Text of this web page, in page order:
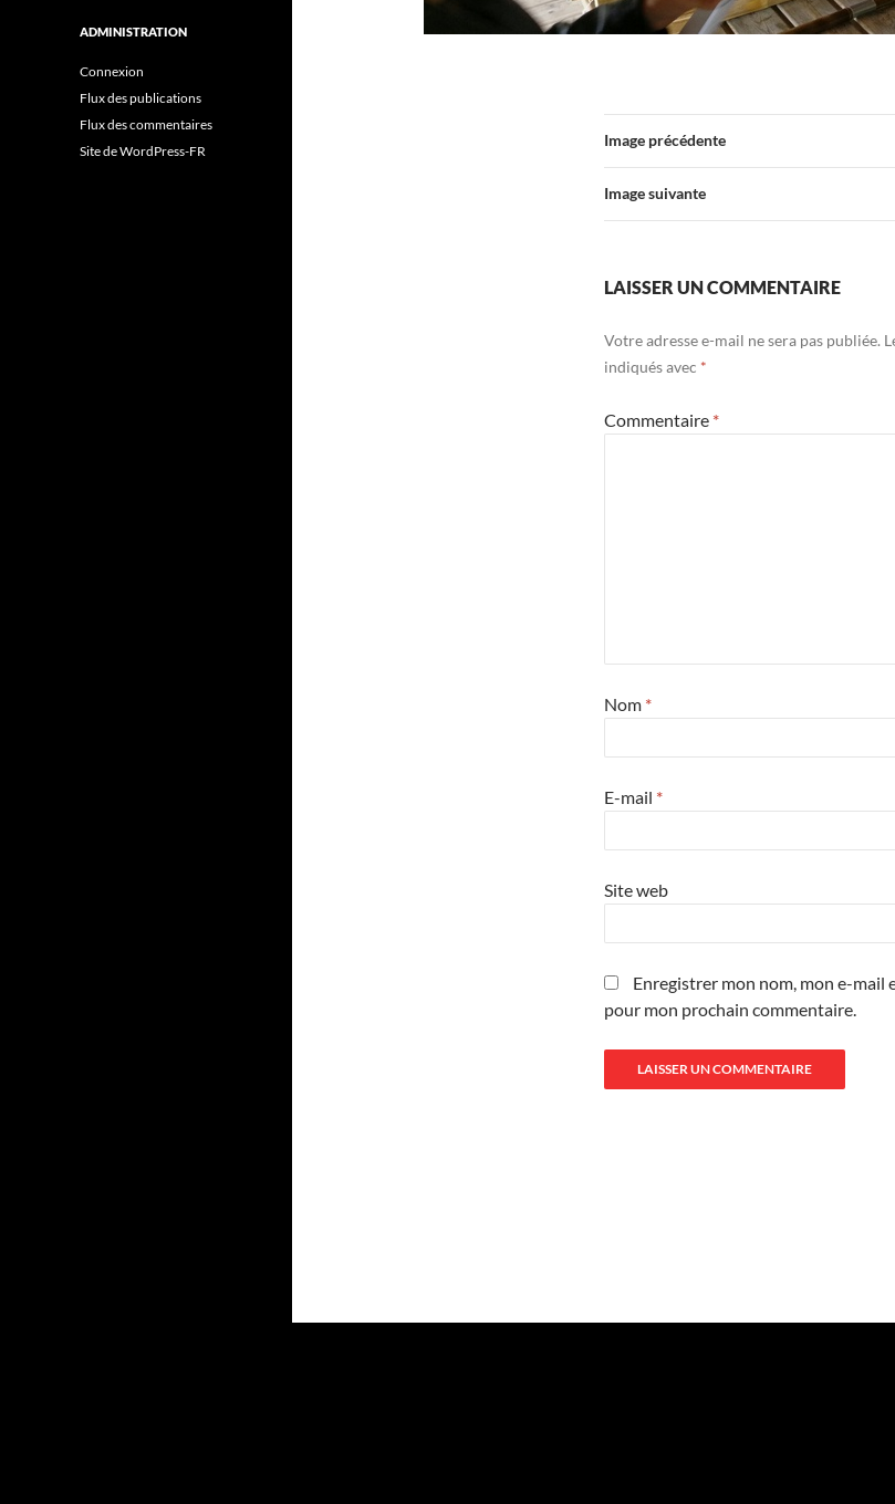
Image précédente
Image suivante
LAISSER UN COMMENTAIRE
Votre adresse e-mail ne sera pas publiée.
indiqués avec *
Commentaire *
Nom *
E-mail *
Site web
Enregistrer mon nom, mon e-mail
pour mon prochain commentaire.
ADMINISTRATION
Connexion
Flux des publications
Flux des commentaires
Site de WordPress-FR